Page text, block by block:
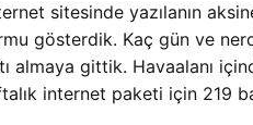
sitesinde yazılanın
gösterdik. Kaç gün ve
almaya gittik. Havaalanı
internet paketi için 219